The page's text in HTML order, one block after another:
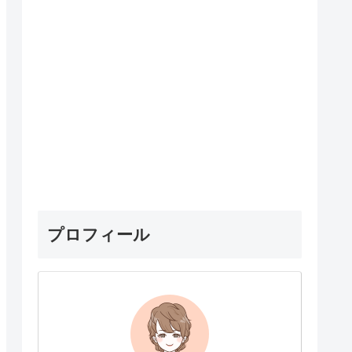
プロフィール